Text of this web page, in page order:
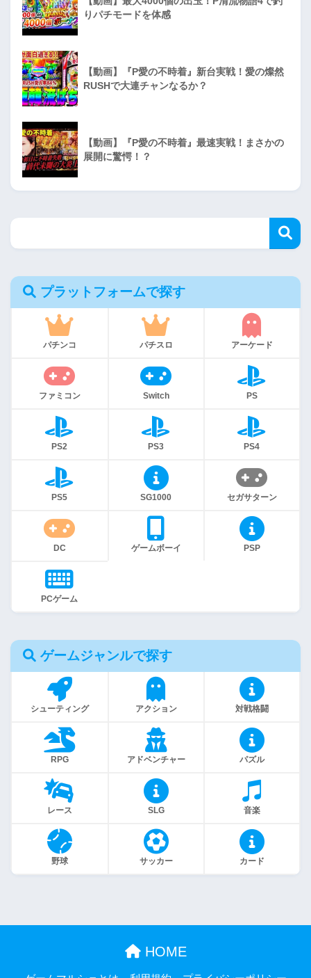
りパチモードを体感
【動画】『P愛の不時着』新台実戦！愛の燦然
RUSHで大連チャンなるか？
【動画】『P愛の不時着』最速実戦！まさかの
展開に驚愕！？
プラットフォームで探す
パチンコ パチスロ アーケード
ファミコン Switch PS
PS2 PS3 PS4
PS5 SG1000 セガサターン
DC ゲームボーイ PSP
PCゲーム
ゲームジャンルで探す
シューティング アクション 対戦格闘
RPG アドベンチャー パズル
レース SLG 音楽
野球 サッカー カード
HOME